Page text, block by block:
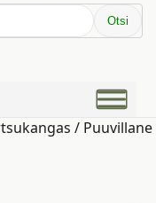
Otsi
/ Puuvillane